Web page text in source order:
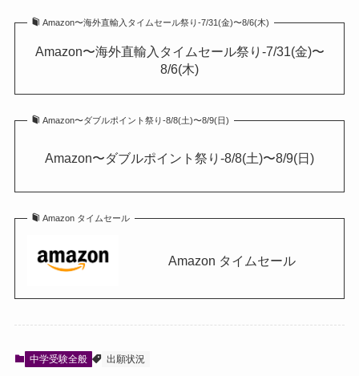
Amazon〜海外直輸入タイムセール祭り-7/31(金)〜8/6(木)
Amazon〜海外直輸入タイムセール祭り-7/31(金)〜
8/6(木)
Amazon〜ダブルポイント祭り-8/8(土)〜8/9(日)
Amazon〜ダブルポイント祭り-8/8(土)〜8/9(日)
Amazon タイムセール
Amazon タイムセール
中学受験全般 出願状況